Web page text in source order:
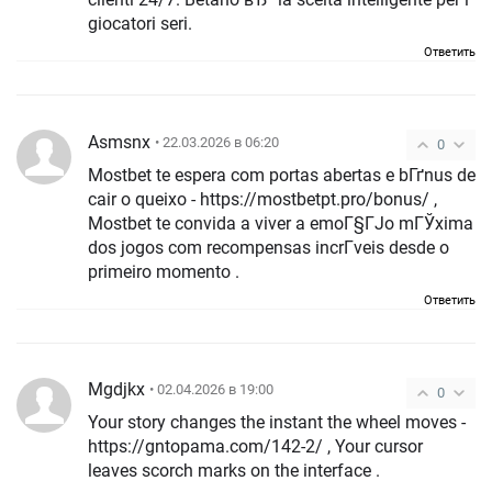
giocatori seri.
Ответить
0
Asmsnx • 22.03.2026 в 06:20
Mostbet te espera com portas abertas e bГґnus de
cair o queixo - https://mostbetpt.pro/bonus/ ,
Mostbet te convida a viver a emoГ§ГЈo mГЎxima
dos jogos com recompensas incrГ­veis desde o
primeiro momento .
Ответить
0
Mgdjkx • 02.04.2026 в 19:00
Your story changes the instant the wheel moves -
https://gntopama.com/142-2/ , Your cursor
leaves scorch marks on the interface .